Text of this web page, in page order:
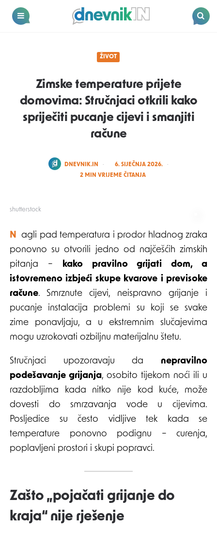
Dnevnik.in
shutterstock
ŽIVOT
Zimske temperature prijete
domovima: Stručnjaci otkrili kako
spriječiti pucanje cijevi i smanjiti
račune
POSTED
DNEVNIK.IN
6. SIJEČNJA 2026.
2 MIN VRIJEME ČITANJA
Nagli pad temperatura i prodor hladnog zraka
ponovno su otvorili jedno od najčešćih zimskih
pitanja – kako pravilno grijati dom, a
istovremeno izbjeći skupe kvarove i previsoke
račune. Smrznute cijevi, neispravno grijanje i
pucanje instalacija problemi su koji se svake
zime ponavljaju, a u ekstremnim slučajevima
mogu uzrokovati ozbiljnu materijalnu štetu.
Stručnjaci upozoravaju da nepravilno
podešavanje grijanja, osobito tijekom noći ili u
razdobljima kada nitko nije kod kuće, može
dovesti do smrzavanja vode u cijevima.
Posljedice su često vidljive tek kada se
temperature ponovno podignu – curenja,
poplavljeni prostori i skupi popravci.
Zašto „pojačati grijanje do
kraja“ nije rješenje